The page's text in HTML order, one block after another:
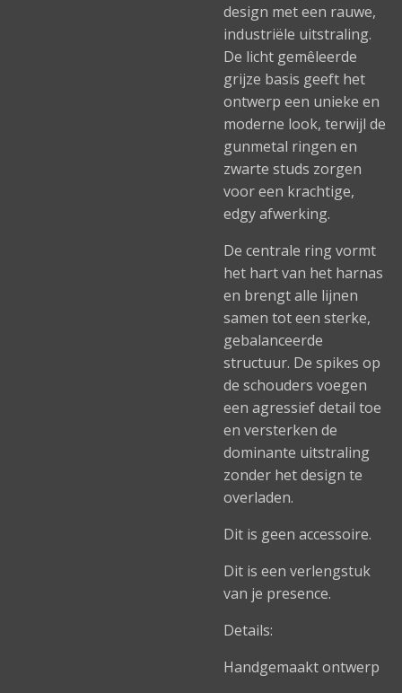
design met een rauwe,
industriële uitstraling.
De licht gemêleerde
grijze basis geeft het
ontwerp een unieke en
moderne look, terwijl de
gunmetal ringen en
zwarte studs zorgen
voor een krachtige,
edgy afwerking.
De centrale ring vormt
het hart van het harnas
en brengt alle lijnen
samen tot een sterke,
gebalanceerde
structuur. De spikes op
de schouders voegen
een agressief detail toe
en versterken de
dominante uitstraling
zonder het design te
overladen.
Dit is geen accessoire.
Dit is een verlengstuk
van je presence.
Details:
Handgemaakt ontwerp